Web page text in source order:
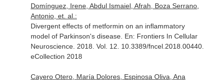
Domínguez, Irene, Abdul Ismaiel, Afrah, Boza Serrano,
Antonio, et. al.:
Divergent effects of metformin on an inflammatory
model of Parkinson's disease. En: Frontiers In Cellular
Neuroscience. 2018. Vol. 12. 10.3389/fncel.2018.00440.
eCollection 2018
Cayero Otero, María Dolores, Espinosa Oliva, Ana